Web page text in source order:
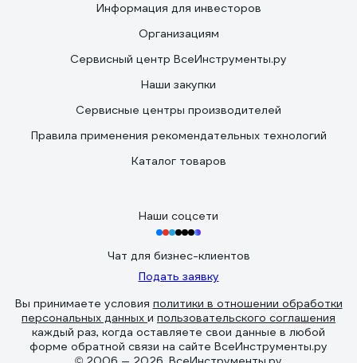
Информация для инвесторов
Организациям
Сервисный центр ВсеИнструменты.ру
Наши закупки
Сервисные центры производителей
Правила применения рекомендательных технологий
Каталог товаров
Наши соцсети
Чат для бизнес-клиентов
Подать заявку
Вы принимаете условия политики в отношении обработки
персональных данных и пользовательского соглашения
каждый раз, когда оставляете свои данные в любой
форме обратной связи на сайте ВсеИнструменты.ру